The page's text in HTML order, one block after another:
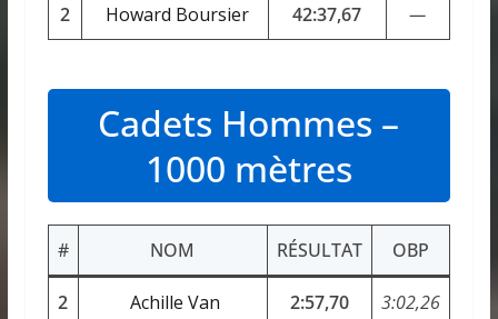
2 Howard Boursier 42:37,67 —
Cadets Hommes –
1000 mètres
# NOM RÉSULTAT OBP
2
Achille Van
2:57,70 3:02,26